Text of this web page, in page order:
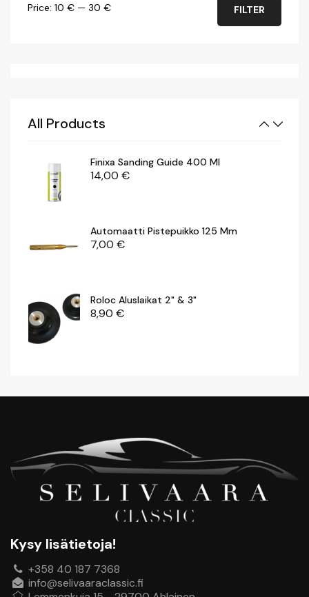
Min
Max
FILTER
Price: 10 € — 30 €
All Products
Motip Kylmä- / Irrotusspray 500 Ml
Finixa Sanding Guide 400 Ml
14,00 €
Automaatti Pistepuikko 125 Mm
7,00 €
Roloc Aluslaikat 2" & 3"
8,90 €
Puhdistusharja 23, Karkea Mm
29,00€
Finixa Sanding Guide 400 Ml
14,00 €
Automaatti Pistepuikko 125 Mm
7,00€
Kysy lisätietoja!
+358 40 187 7368
info@selivaaraclassic.fi